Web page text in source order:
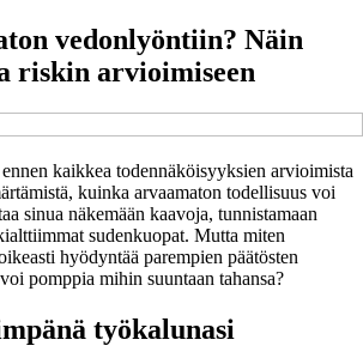
vedonlyöntiin? Näin
riskin arvioimiseen
kaikkea todennäköisyyksien arvioimista
kuinka arvaamaton todellisuus voi
sinua näkemään kaavoja, tunnistamaan
sudenkuopat. Mutta miten
hyödyntää parempien päätösten
pomppia mihin suuntaan tahansa?
työkalunasi